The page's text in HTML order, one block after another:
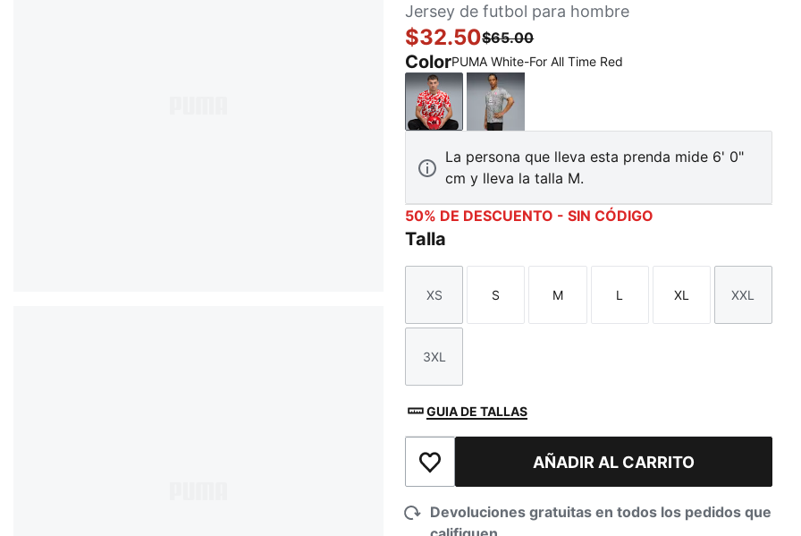
Jersey de futbol para hombre
$32.50$65.00
ColorPUMA White-For All Time Red
PUMA White-For All Time Red
Smokey Gray-PUMA White
La persona que lleva esta prenda mide 6' 0"
cm y lleva la talla M.
50% DE DESCUENTO - SIN CÓDIGO
Talla
Talla
XS
Talla
S
Talla
M
Talla
L
Talla
XL
Talla
XXL
Talla
3XL
GUIA DE TALLAS
Añadir a la lista de deseosAÑADIR AL CARRITO
Devoluciones gratuitas en todos los pedidos que